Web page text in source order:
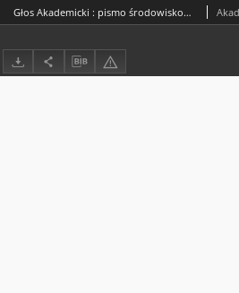
Głos Akademicki : pismo środowiskowe Akademii Świętokrzyskiej im. Jana Kochanowskiego w Kielcach. 2003, R. X, nr 7 (38) : wrzesień-październik 2003